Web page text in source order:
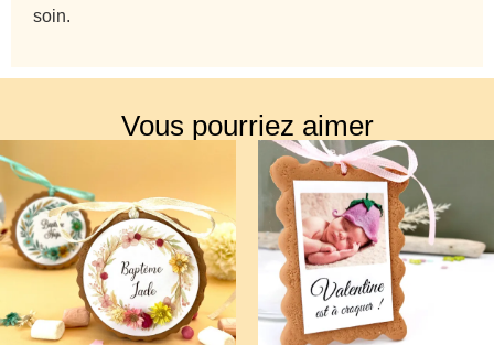
soin.
Vous pourriez aimer